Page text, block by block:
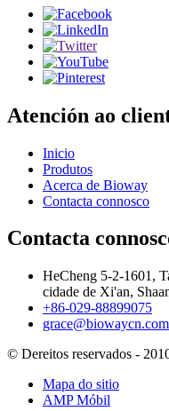
Atención ao
Inicio
Produtos
Acerca de Bioway
Contacta connosco
Contacta
HeCheng 5-2-1601,
cidade de Xi'an,
+86-029-88899075
grace@biowaycn.com
© Dereitos reservados -
Mapa do sitio
AMP Móbil